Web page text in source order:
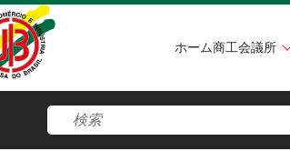
ホーム商工会議所